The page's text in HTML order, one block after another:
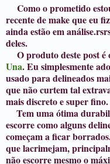
Como o prometido
recente de make que eu
ainda estão em
deles.
O produto deste post é
Una. Eu simplesmente
usado para delineados
que não curtem tal
mais discreto e super fino.
Tem uma ótima
escorre como alguns
começam a ficar
que lacrimejam,
não escorre mesmo o